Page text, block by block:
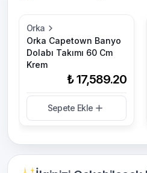
Orka
Orka Capetown Banyo
Dolabı Takımı 60 Cm
Krem
₺ 17,589.20
Sepete Ekle